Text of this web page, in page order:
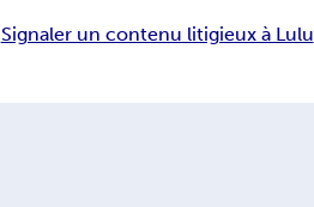
Signaler un contenu litigieux à Lulu